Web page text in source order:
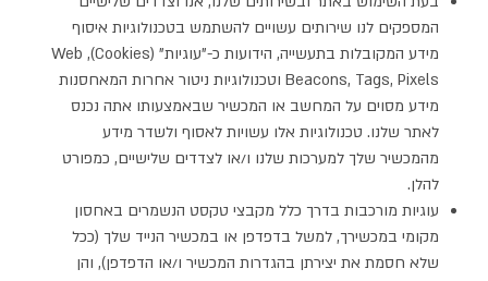
המספקים לנו שירותים עשויים להשתמש בטכנולוגיות איסוף
מידע המקובלות בתעשייה, הידועות כ-"עוגיות" (Cookies), Web
Beacons, Tags, Pixels וטכנולוגיות ניטור אחרות המאחסנות
מידע מסוים על המחשב או המכשיר שבאמצעותו אתה נכנס
לאתר שלנו. טכנולוגיות אלו עשויות לאסוף ולשדר מידע
מהמכשיר שלך למערכות שלנו ו/או לצדדים שלישיים, כמפורט
להלן.
עוגיות מורכבות בדרך כלל מקבצי טקסט הנשמרים באחסון
מקומי במכשירך, למשל בדפדפן או במכשיר הנייד שלך (ככל
שלא חסמת את יצירתן בהגדרות המכשיר ו/או הדפדפן), והן